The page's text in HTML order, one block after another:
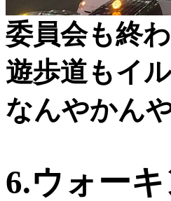
委員会も終
遊歩道もイ
なんやかん
6.ウォー